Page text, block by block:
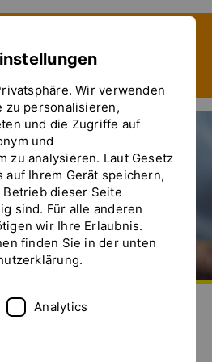
Carbomeren
Wir verwenden
zu personalisieren,
und die Zugriffe auf
und
zu analysieren. Laut Gesetz
auf Ihrem Gerät speichern,
dieser Seite
sind. Für alle anderen
wir Ihre Erlaubnis.
finden Sie in der unten
Analytics